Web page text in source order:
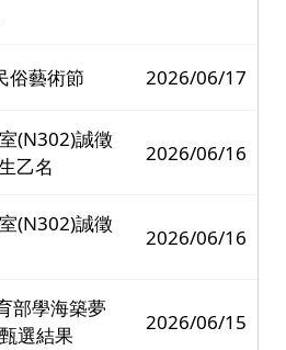
俗藝術節 2026/06/17
(N302)誠徵
乙名
2026/06/16
(N302)誠徵
2026/06/16
部學海築夢
選結果
2026/06/15